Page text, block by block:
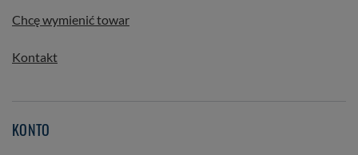
Chcę wymienić towar
Kontakt
KONTO